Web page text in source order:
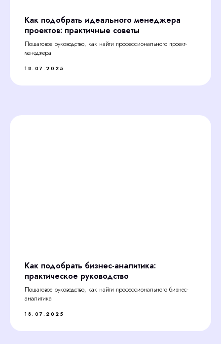
Как подобрать идеального менеджера
проектов: практичные советы
Пошаговое руководство, как найти профессионального проект-
менеджера
18.07.2025
Как подобрать бизнес-аналитика:
практическое руководство
Пошаговое руководство, как найти профессионального бизнес-
аналитика
18.07.2025